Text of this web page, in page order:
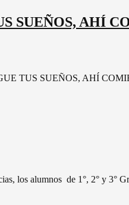
SUEÑOS, AHÍ
TUS SUEÑOS, AHÍ
los alumnos de 1°, 2° y 3°